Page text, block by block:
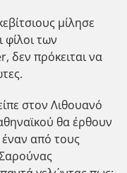
μίλησε
φίλοι των
δεν πρόκειται να
στον Λιθουανό
θα έρθουν
από τους